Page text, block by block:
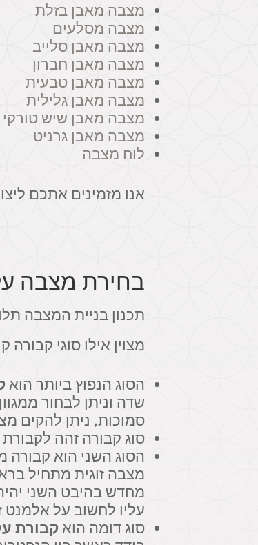
מצבה מאבן בזלת
מצבה מסלעים
מצבה מאבן סלייב
מצבה מאבן חברון
מצבה מאבן טבעית
מצבה מאבן גלילית
מצבה מאבן שיש טורקי
מצבה מאבן גרניט
לוח מצבה
אנו מזמינים אתכם
בחירת מצבה
תכנון בניית המצבה
מצוין אילו סוגי קבורה
הסוג הנפוץ ביותר הוא
שדה וניתן לבחור
סמוכות, ניתן להקים
סוג קבורה זהה
הסוג השני הוא
מצבה זוגית מתחיל
מחדש בהיבט השני
עליו לחשוב על אלמנט
סוג דומה הואקבורת